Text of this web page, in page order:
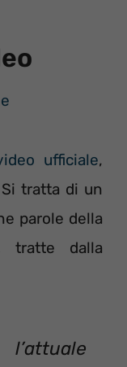
ufficiale,
tratta di un
parole della
tratte dalla